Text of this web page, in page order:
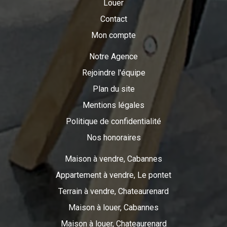
Louer
Contact
Mon compte
Notre Agence
Rejoindre l'équipe
Plan du site
Mentions légales
Politique de confidentialité
Nos honoraires
Maison à vendre, Cabannes
Appartement à vendre, Le pontet
Terrain à vendre, Chateaurenard
Maison à louer, Cabannes
Maison à louer, Chateaurenard